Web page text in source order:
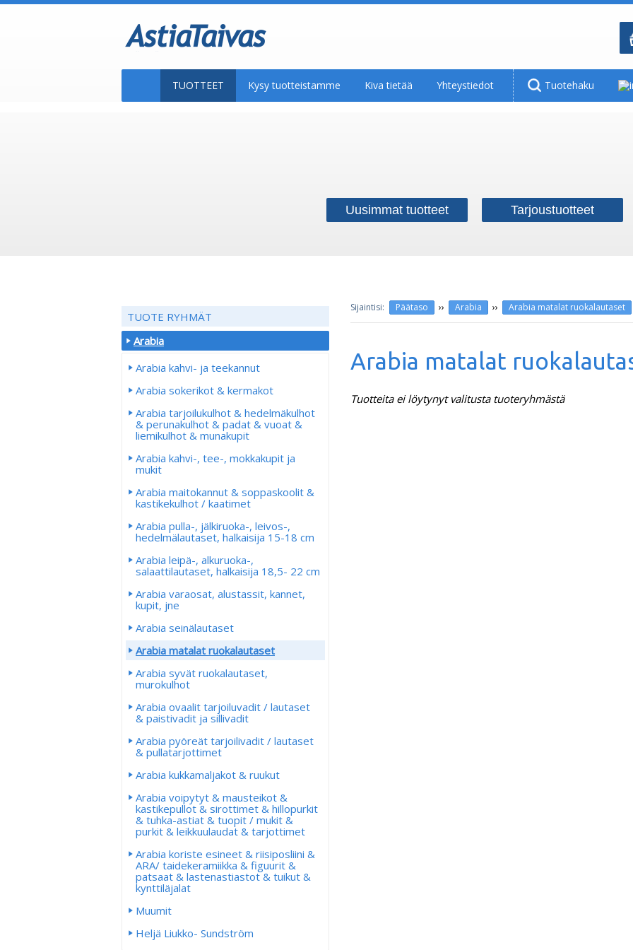
TUOTTEET Kysy tuotteistamme Kiva tietää Yhteystiedot Tuotehaku
Uusimmat tuotteet Tarjoustuotteet
Päätaso ›› Arabia ›› Arabia matalat ruokalautaset
Arabia matalat
Tuotteita ei löytynyt valitusta tuoteryhmästä
TUOTE RYHMÄT
Arabia
Arabia kahvi- ja teekannut
Arabia sokerikot & kermakot
Arabia tarjoilukulhot & hedelmäkulhot
& perunakulhot & padat & vuoat &
liemikulhot & munakupit
Arabia kahvi-, tee-, mokkakupit ja
mukit
Arabia maitokannut & soppaskoolit &
kastikekulhot / kaatimet
Arabia pulla-, jälkiruoka-, leivos-,
hedelmälautaset, halkaisija 15-18 cm
Arabia leipä-, alkuruoka-,
salaattilautaset, halkaisija 18,5- 22 cm
Arabia varaosat, alustassit, kannet,
kupit, jne
Arabia seinälautaset
Arabia matalat ruokalautaset
Arabia syvät ruokalautaset,
murokulhot
Arabia ovaalit tarjoiluvadit / lautaset
& paistivadit ja sillivadit
Arabia pyöreät tarjoilivadit / lautaset
& pullatarjottimet
Arabia kukkamaljakot & ruukut
Arabia voipytyt & mausteikot &
kastikepullot & sirottimet & hillopurkit
& tuhka-astiat & tuopit / mukit &
purkit & leikkuulaudat & tarjottimet
Arabia koriste esineet & riisiposliini &
ARA/ taidekeramiikka & figuurit &
patsaat & lastenastiastot & tuikut &
kynttiläjalat
Muumit
Heljä Liukko- Sundström